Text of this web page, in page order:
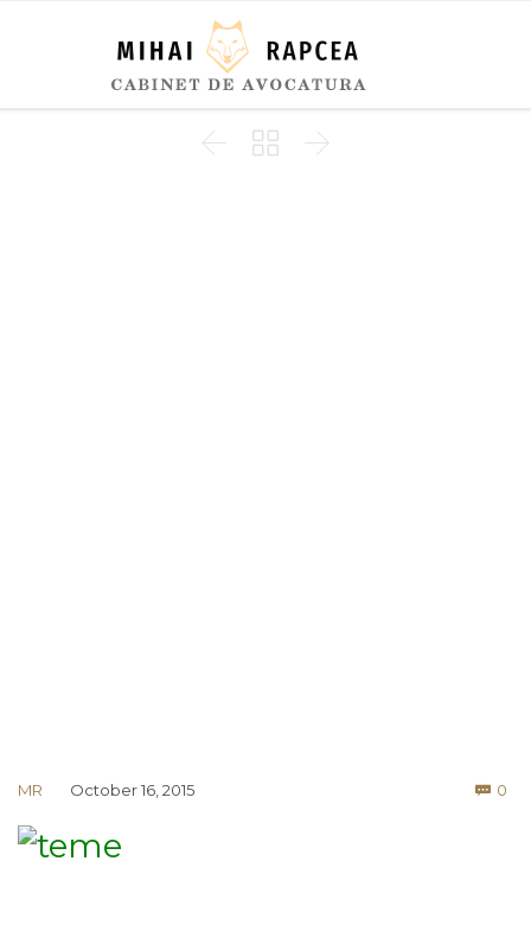
  
MR October 16, 2015  0